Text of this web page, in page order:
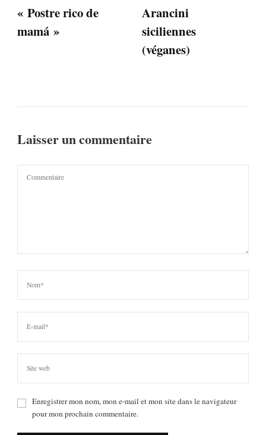
« Postre rico de
mamá »
Arancini
siciliennes
(véganes)
Laisser un commentaire
Enregistrer mon nom, mon e-mail et mon site dans le navigateur
pour mon prochain commentaire.